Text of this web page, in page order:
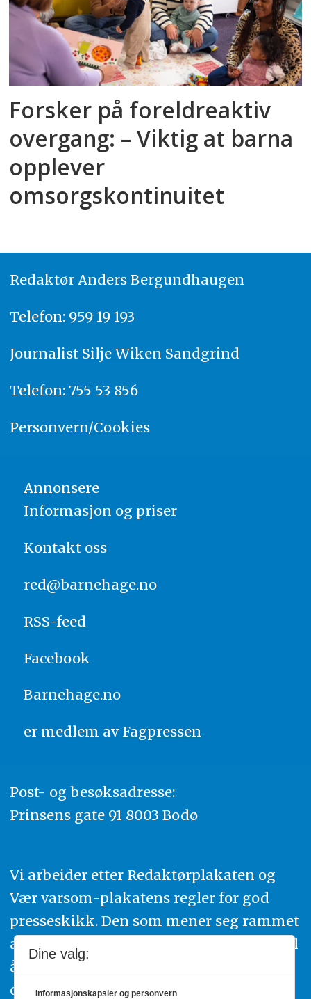
Forsker på foreldreaktiv
overgang: – Viktig at barna
opplever
omsorgskontinuitet
Redaktør Anders Bergundhaugen
Telefon: 959 19 193
Journalist Silje Wiken Sandgrind
Telefon: 755 53 856
Personvern/Cookies
Annonsere
Informasjon og priser
Kontakt oss
red@barnehage.no
RSS-feed
Facebook
Barnehage.no
er medlem av Fagpressen
Post- og besøksadresse:
Prinsens gate 91 8003 Bodø
Vi arbeider etter Redaktørplakaten og
Vær varsom-plakatens regler for god
presseskikk. Den som mener seg rammet
av urettmessig publisering, oppfordres til
å ta kontakt med redaksjonen. Du kan
også klage inn saker til Pressens Faglige
Dine valg:
Informasjonskapsler og personvern